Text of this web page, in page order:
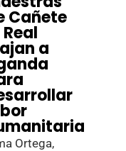
Cañete
a
Ortega,